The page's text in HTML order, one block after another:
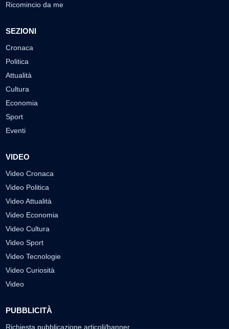
Ricomincio da me
SEZIONI
Cronaca
Politica
Attualità
Cultura
Economia
Sport
Eventi
VIDEO
Video Cronaca
Video Politica
Video Attualità
Video Economia
Video Cultura
Video Sport
Video Tecnologie
Video Curiosità
Video
PUBBLICITÀ
Richiesta pubblicazione articoli/banner